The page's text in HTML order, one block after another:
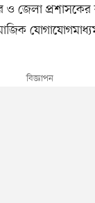
ও জেলা